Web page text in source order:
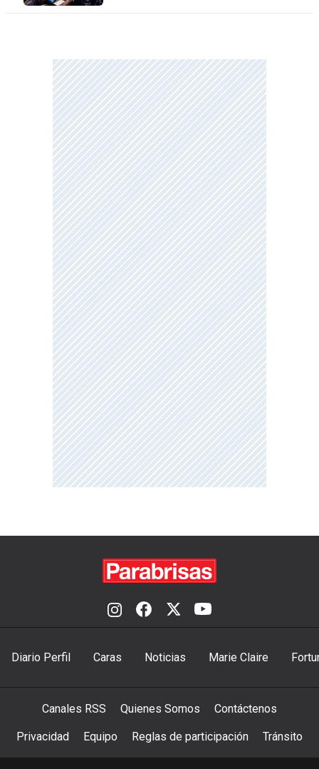
Diario Perfil Caras Noticias Marie Claire
Canales RSS Quienes Somos Contáctenos
Privacidad Equipo Reglas de participación Tránsito